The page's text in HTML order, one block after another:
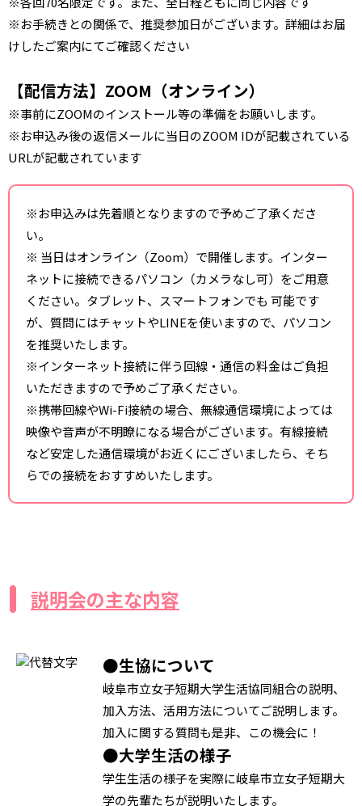
※お手続きとの関係で、推奨参加日がございます。詳細はお届
けしたご案内にてご確認ください
【配信方法】ZOOM（オンライン）
※事前にZOOMのインストール等の準備をお願いします。
※お申込み後の返信メールに当日のZOOM IDが記載されている
URLが記載されています
※お申込みは先着順となりますので予めご了承くださ
い。
※ 当日はオンライン（Zoom）で開催します。インター
ネットに接続できるパソコン（カメラなし可）をご用意
ください。タブレット、スマートフォンでも 可能です
が、質問にはチャットやLINEを使いますので、パソコン
を推奨いたします。
※インターネット接続に伴う回線・通信の料金はご負担
いただきますので予めご了承ください。
※携帯回線やWi-Fi接続の場合、無線通信環境によっては
映像や音声が不明瞭になる場合がございます。有線接続
など安定した通信環境がお近くにございましたら、そち
らでの接続をおすすめいたします。
説明会の主な内容
●生協について
岐阜市立女子短期大学生活協同組合の説明、
加入方法、活用方法についてご説明します。
加入に関する質問も是非、この機会に！
●大学生活の様子
学生生活の様子を実際に岐阜市立女子短期大
学の先輩たちが説明いたします。